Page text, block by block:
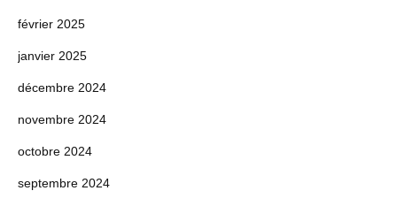
février 2025
janvier 2025
décembre 2024
novembre 2024
octobre 2024
septembre 2024